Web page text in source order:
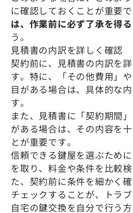
に確認しておくことが重要
は、作業前に必ず了承を得る
う。
見積書の内訳を詳しく確認
契約前に、見積書の内訳を
す。特に、「その他費用」
目がある場合は、具体的な
す。
また、見積書に「契約期間
がある場合は、その内容を
とが重要です。
信頼できる鍵屋を選ぶため
を取り、料金や条件を比較
た、契約前に条件を細かく
チェックすることが、トラ
自宅の鍵交換を自分で行う